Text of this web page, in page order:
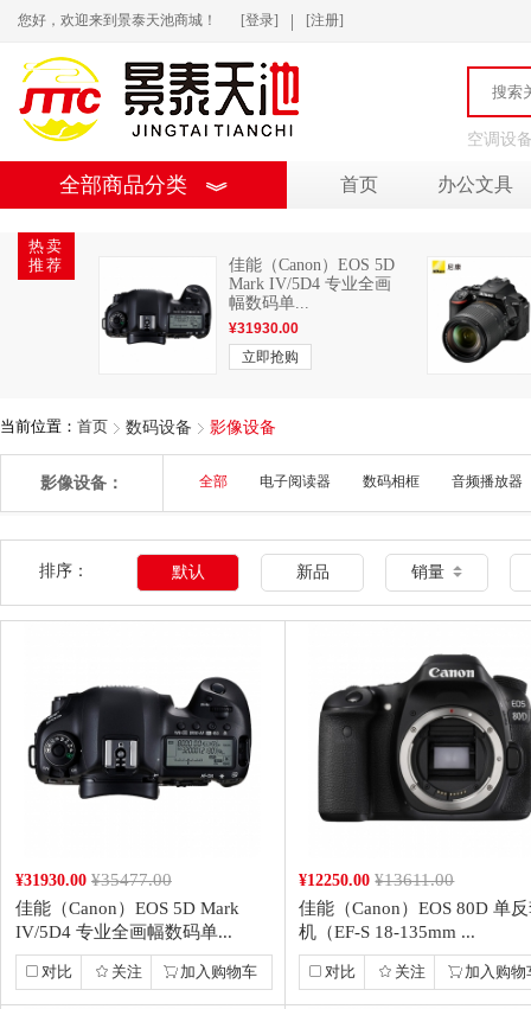
您好，欢迎来到景泰天池商城！ [登录] | [注册]
空调设
全部商品分类 首页 办公文具
热卖
推荐
佳能（Canon）EOS 5D
Mark IV/5D4 专业全画
幅数码单...
¥31930.00
立即抢购
当前位置： 首页 数码设备 影像设备
影像设备： 全部 电子阅读器 数码相框 音频播放器
排序： 默认 新品 销量
¥31930.00 ¥35477.00
佳能（Canon）EOS 5D Mark
IV/5D4 专业全画幅数码单...
对比 关注 加入购物车
¥12250.00¥13611.00
佳能（Canon）EOS 80D 单
机（EF-S 18-135mm ...
对比 关注 加入购物